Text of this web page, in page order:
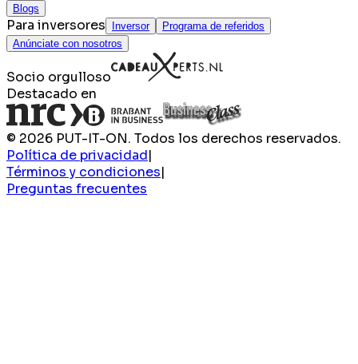
Blogs
Para inversores Inversor
Programa de referidos
Anúnciate con nosotros
Socio orgulloso
Destacado en
© 2026 PUT-IT-ON. Todos los derechos reservados.
Política de privacidad|
Términos y condiciones|
Preguntas frecuentes